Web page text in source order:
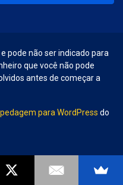
pode não ser indicado para
que você não pode
antes de começar a
para WordPress do